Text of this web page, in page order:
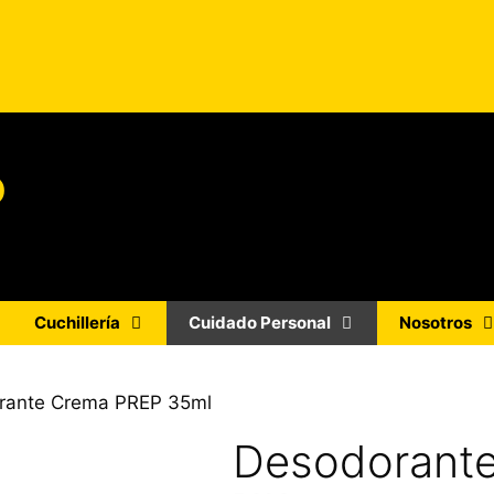
Cuchillería Cuidado Personal Nosotros
Crema PREP 35ml